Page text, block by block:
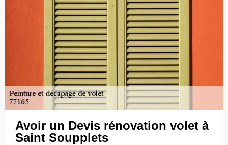
Avoir un Devis rénovation volet à
Saint Soupplets